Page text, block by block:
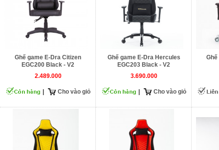
Ghế game E-Dra Citizen
EGC200 Black - V2
2.489.000
Cho vào giỏ
Ghế game E-Dra Hercules
EGC203 Black - V2
3.690.000
Cho vào giỏ